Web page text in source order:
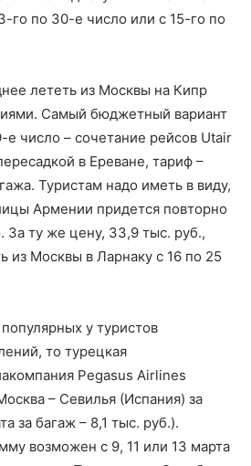
го по 30-е число или с 15-го по
лететь из Москвы на Кипр
Самый бюджетный вариант
е число – сочетание рейсов Utair
в Ереване, тариф –
Туристам надо иметь в виду,
Армении придется повторно
За ту же цену, 33,9 тыс. руб.,
из Москвы в Ларнаку с 16 по 25
у туристов
то турецкая
Pegasus Airlines
– Севилья (Испания) за
за багаж – 8,1 тыс. руб.).
возможен с 9, 11 или 13 марта